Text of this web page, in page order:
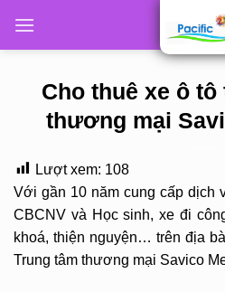
Cho thuê xe ô tô
thương mại
Lượt xem: 108
Với gần 10 năm cung cấp dịch
CBCNV và Học sinh, xe đi
khoá, thiện nguyện… trên địa
Trung tâm thương mại Savico